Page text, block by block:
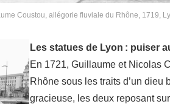
Coustou, allégorie fluviale du Rhône, 1719,
Les statues de Lyon : puiser
En 1721, Guillaume et Nicolas
Rhône sous les traits d’un dieu
gracieuse, les deux reposant